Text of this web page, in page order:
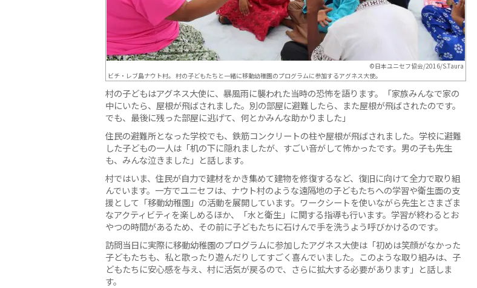
©日本ユニセフ協会/2016/S.Taura
ビチ・レブ島ナウト村。 村の子どもたちと一緒に移動幼稚園のプログラムに参加するアグネス大使。
村の子どもはアグネス大使に、暴風雨に襲われた当時の恐怖を語ります。「家族みんなで家の
中にいたら、屋根が飛ばされました。別の部屋に避難したら、また屋根が飛ばされたのです。
でも、最後に残った部屋に逃げて、何とかみんな助かりました」
住民の避難所となった学校でも、鉄筋コンクリートの柱や屋根が飛ばされました。学校に避難
した子どもの一人は「机の下に隠れましたが、すごい音がして怖かったです。男の子も先生
も、みんな泣きました」と話します。
村ではいま、住民が自力で建材をかき集めて建物を修復するなど、復旧に向けて全力で取り組
んでいます。一方でユニセフは、ナウト村のような遠隔地の子どもたちへの学習や衛生面の支
援として「移動幼稚園」の活動を展開しています。ワークシートを使いながら先生とさまざま
なアクティビティを楽しめるほか、「水と衛生」に関する指導も行います。学習が終わるとお
やつの時間があるため、その前に子どもたちに石けんで手を洗うよう呼びかけるのです。
訪問当日に実際に移動幼稚園のプログラムに参加したアグネス大使は「初めは笑顔がなかった
子どもたちも、私と歌ったり遊んだりしてすごく喜んでいました。このような取り組みは、子
どもたちに安心感を与え、村に活気が戻るので、さらに拡大する必要があります」と話しま
す。